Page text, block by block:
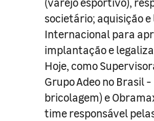
societário; aquisição
Internacional para
implantação e
Hoje, como
Grupo Adeo no Brasil
bricolagem) e
time responsável